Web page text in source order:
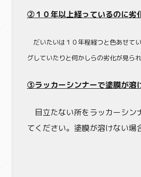
②１０年以上経っているのに劣
だいたいは１０年程経つと色あせて
グしていたりと何かしらの劣化が見られ
③ラッカーシンナーで塗膜が溶
目立たない所をラッカーシン
てください。塗膜が溶けない場